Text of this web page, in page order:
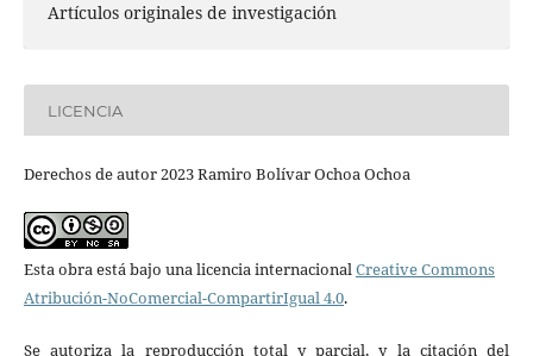
Artículos originales de investigación
LICENCIA
Derechos de autor 2023 Ramiro Bolívar Ochoa Ochoa
Esta obra está bajo una licencia internacionalCreative Commons
Atribución-NoComercial-CompartirIgual 4.0.
Se autoriza la reproducción total y parcial, y la citación del